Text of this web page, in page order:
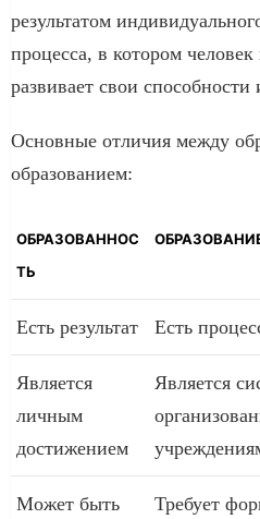
результатом
процесса, в котором
развивает свои
Основные отличия между
образованием:
ОБРАЗОВАННОС
ТЬ
Есть результат Есть
Является
личным
достижением
Является
Может быть
Требует